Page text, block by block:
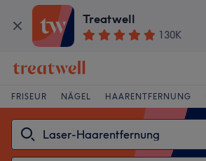
Treatwell
130K
FRISEUR NÄGEL HAARENTFERNUNG